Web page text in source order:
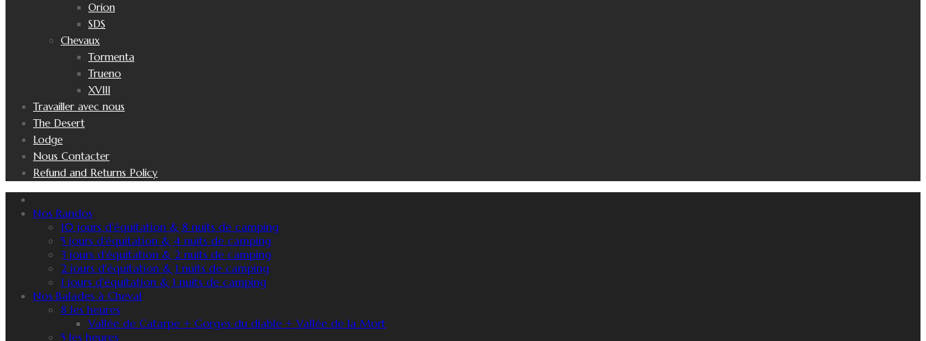
Orion
SDS
Chevaux
Tormenta
Trueno
XVIII
Travailler avec nous
The Desert
Lodge
Nous Contacter
Refund and Returns Policy
Nos Randos
10 jours d'équitation & 8 nuits de camping
5 jours d'équitation & 4 nuits de camping
3 jours d'équitation & 2 nuits de camping
2 jours d'équitation & 1 nuits de camping
1 jours d'équitation & 1 nuits de camping
Nos Balades à Cheval
8 les heures
Vallée de Catarpe + Gorges du diable + Vallée de la Mort
5 les heures